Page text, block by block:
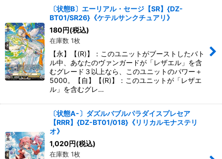
〔状態B〕エーリアル・セージ【SR】{DZ-
BT01/SR26}《ケテルサンクチュアリ》
180円(税込)
在庫数 1枚
【永】【(R)】：このユニットがブーストしたバト
ル中、あなたのヴァンガードが「レザエル」を含
むグレード３以上なら、このユニットのパワー＋
5000。【自】【(R)】：このユニットが「レザエ
ル」を含むグレ…
〔状態A-〕ダズルバブルパラダイスプレセア
【RRR】{DZ-BT01/018}《リリカルモナステリ
オ》
1,020円(税込)
在庫数 1枚